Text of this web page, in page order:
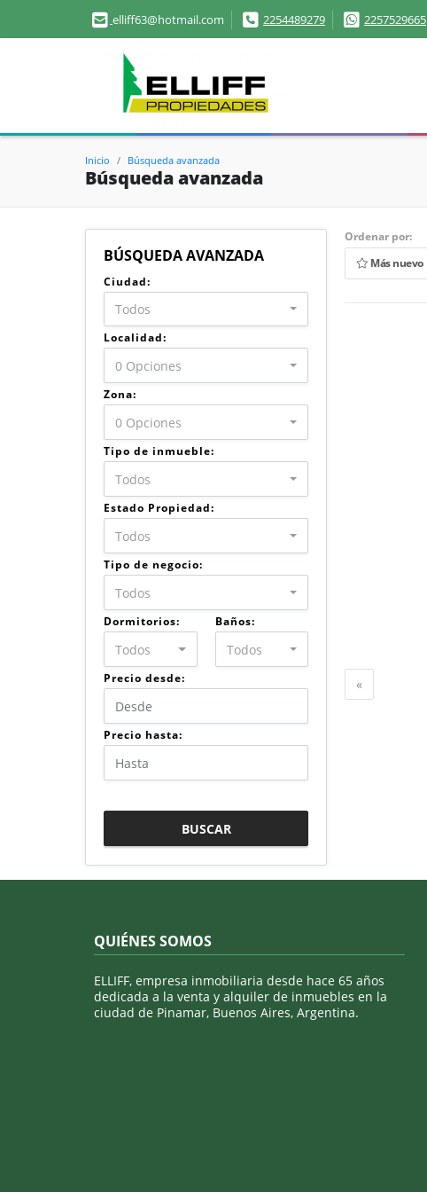
elliff63@hotmail.com 2254489279 2257529665
Inicio Búsqueda avanzada
Búsqueda avanzada
BÚSQUEDA AVANZADA
Ciudad:
Todos
Localidad:
0 Opciones
Zona:
0 Opciones
Tipo de inmueble:
Todos
Estado Propiedad:
Todos
Tipo de negocio:
Todos
Dormitorios:
Todos
Baños:
Todos
Precio desde:
Precio hasta:
BUSCAR
Ordenar por:
Más nuevo
«
QUIÉNES SOMOS
ELLIFF, empresa inmobiliaria desde hace 65 años
dedicada a la venta y alquiler de inmuebles en la
ciudad de Pinamar, Buenos Aires, Argentina.